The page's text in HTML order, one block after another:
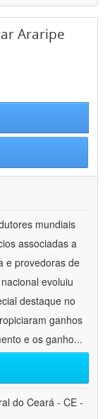
Araripe
mundiais
associadas a
e provedoras de
evoluiu
destaque no
ganhos
e os ganho...
do Ceará - CE -